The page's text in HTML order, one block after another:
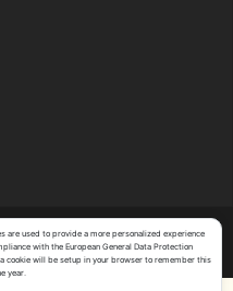
Co.,Ltd.All Rights Reserved.
are used to provide a more personalized experience
with the European General Data Protection
cookie will be setup in your browser to remember this
year.